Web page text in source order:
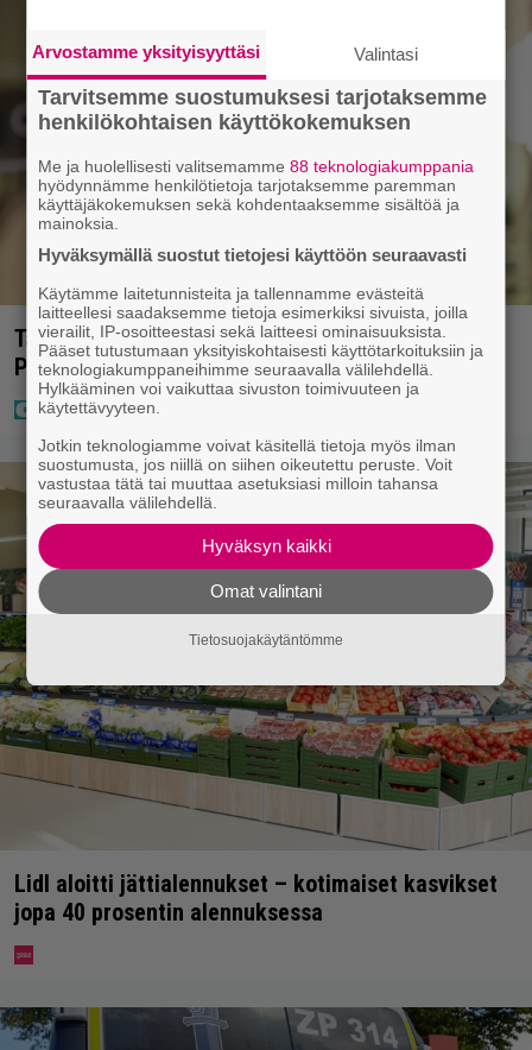
Tältä näyttää Vappu Pimiän perhelomalla
Portugalissa – ”Kaunis mekko”
Lidl aloitti jättialennukset – kotimaiset kasvikset
jopa 40 prosentin alennuksessa
Arvostamme yksityisyyttäsi Valintasi
Tarvitsemme suostumuksesi tarjotaksemme
henkilökohtaisen käyttökokemuksen
Me ja huolellisesti valitsemamme88 teknologiakumppania
hyödynnämme henkilötietoja tarjotaksemme paremman
käyttäjäkokemuksen sekä kohdentaaksemme sisältöä ja
mainoksia.
Hyväksymällä suostut tietojesi käyttöön seuraavasti
Käytämme laitetunnisteita ja tallennamme evästeitä
laitteellesi saadaksemme tietoja esimerkiksi sivuista, joilla
vierailit, IP-osoitteestasi sekä laitteesi ominaisuuksista.
Pääset tutustumaan yksityiskohtaisesti käyttötarkoituksiin ja
teknologiakumppaneihimme seuraavalla välilehdellä.
Hylkääminen voi vaikuttaa sivuston toimivuuteen ja
käytettävyyteen.
Jotkin teknologiamme voivat käsitellä tietoja myös ilman
suostumusta, jos niillä on siihen oikeutettu peruste. Voit
vastustaa tätä tai muuttaa asetuksiasi milloin tahansa
seuraavalla välilehdellä.
Hyväksyn kaikki
Omat valintani
Tietosuojakäytäntömme